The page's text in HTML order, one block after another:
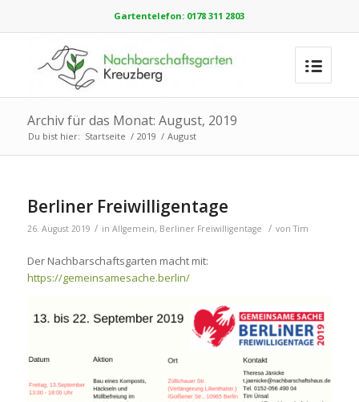
Gartentelefon: 0178 311 2803
Archiv für das Monat: August, 2019
Du bist hier: Startseite / 2019 / August
Berliner Freiwilligentage
26. August 2019 / in Allgemein, Berliner Freiwilligentage / vonTim
Der Nachbarschaftsgarten macht mit:
https://gemeinsamesache.berlin/